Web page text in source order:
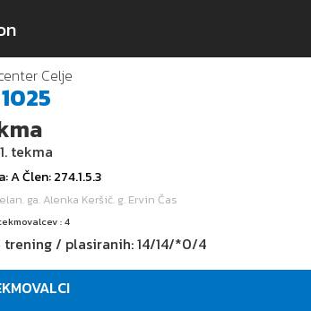
Celje
1025
tekma
: AČlen: 274.1.5.3
ga. Alenka Keršič. g. Ervin Čas
: 4
/ plasiranih:14/14/*0/4